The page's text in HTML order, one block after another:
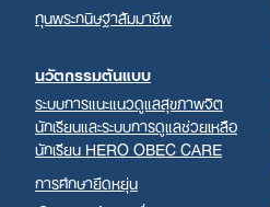
ทุนพระกนิษฐาสัมมาชีพ
นวัตกรรมต้นแบบ
ระบบการแนะแนวดูแลสุขภาพจิต
นักเรียนและระบบการดูแลช่วยเหลือ
นักเรียน HERO OBEC CARE
การศึกษายืดหยุ่น